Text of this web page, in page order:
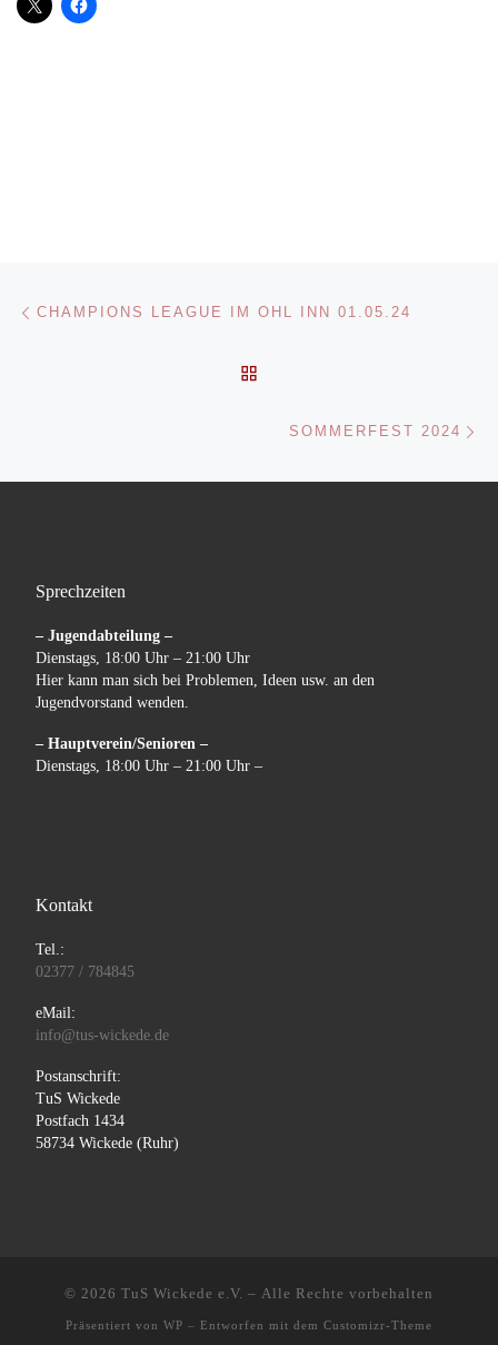
Beitragsnavigation
CHAMPIONS LEAGUE IM OHL INN 01.05.24
SOMMERFEST 2024
Sprechzeiten
– Jugendabteilung –
Dienstags, 18:00 Uhr – 21:00 Uhr
Hier kann man sich bei Problemen, Ideen usw. an den
Jugendvorstand wenden.
– Hauptverein/Senioren –
Dienstags, 18:00 Uhr – 21:00 Uhr –
Kontakt
Tel.:
02377 / 784845
eMail:
info@tus-wickede.de
Postanschrift:
TuS Wickede
Postfach 1434
58734 Wickede (Ruhr)
© 2026 TuS Wickede e.V. – Alle Rechte vorbehalten
Präsentiert von WP – Entworfen mit dem Customizr-Theme